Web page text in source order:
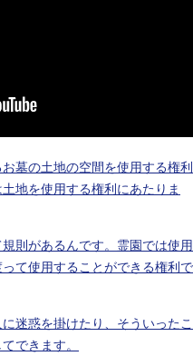
墓の土地の空間を使用する権利
地を使用する権利にあたりま
則があるんです。霊園では使用
て使用することができる権利で
迷惑を掛けたり、そういったこ
できます。